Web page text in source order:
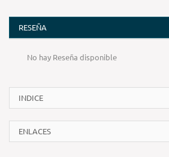
RESEÑA
No hay Reseña disponible
INDICE
ENLACES